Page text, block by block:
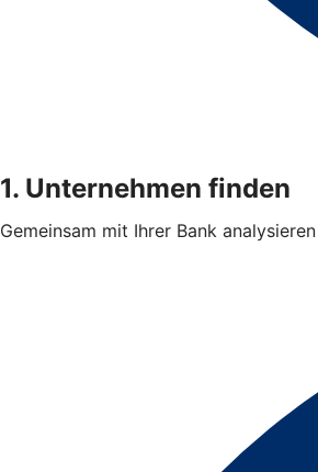
1. Unternehmen finden
Gemeinsam mit Ihrer Bank